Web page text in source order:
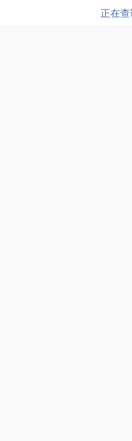
正在查